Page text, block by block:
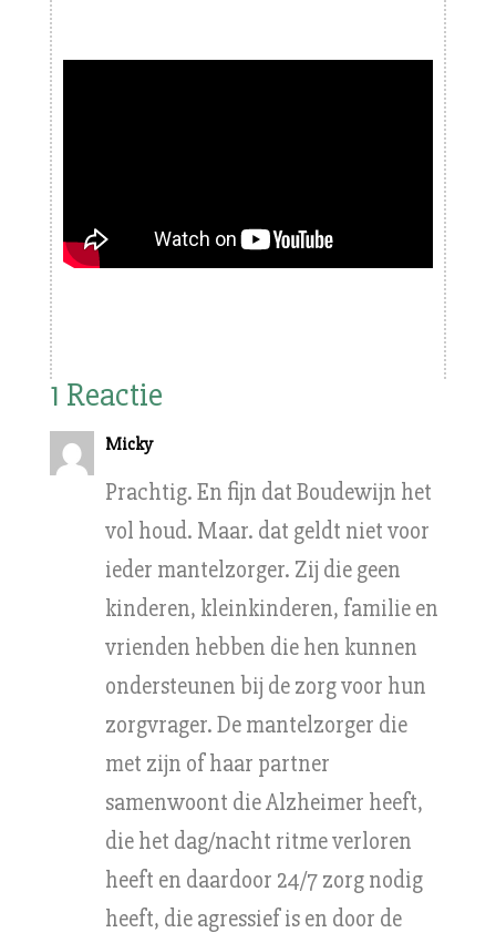
1 Reactie
Micky
Prachtig. En fijn dat Boudewijn het
vol houd. Maar. dat geldt niet voor
ieder mantelzorger. Zij die geen
kinderen, kleinkinderen, familie en
vrienden hebben die hen kunnen
ondersteunen bij de zorg voor hun
zorgvrager. De mantelzorger die
met zijn of haar partner
samenwoont die Alzheimer heeft,
die het dag/nacht ritme verloren
heeft en daardoor 24/7 zorg nodig
heeft, die agressief is en door de